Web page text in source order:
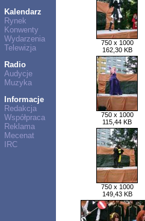
Kalendarz
Rynek
Konwenty
Wydarzenia
Telewizja
Radio
Audycje
Muzyka
Informacje
Redakcja
Współpraca
Reklama
Mecenat
IRC
750 x 1000
162,30 KB
750 x 1000
115,44 KB
750 x 1000
149,43 KB